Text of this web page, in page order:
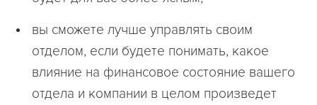
вы сможете лучше управлять своим
отделом, если будете понимать, какое
влияние на финансовое состояние вашего
отдела и компании в целом произведет